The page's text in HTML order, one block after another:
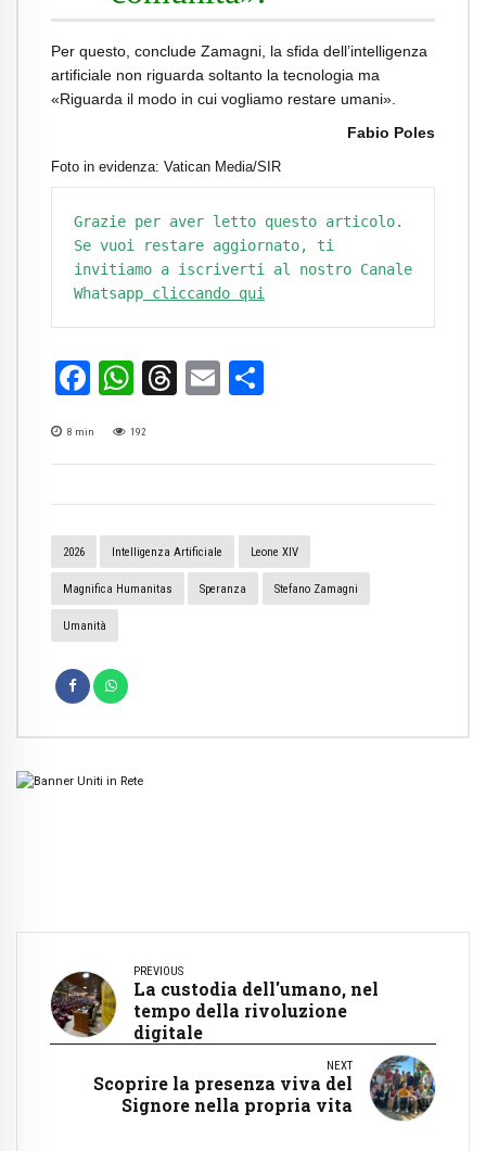
Per questo, conclude Zamagni, la sfida dell’intelligenza
artificiale non riguarda soltanto la tecnologia ma
«Riguarda il modo in cui vogliamo restare umani».
Fabio Poles
Foto in evidenza: Vatican Media/SIR
Grazie per aver letto questo articolo.
Se vuoi restare aggiornato, ti
invitiamo a iscriverti al nostro Canale
Whatsapp cliccando qui
Facebook
WhatsApp
Threads
Email
8 min 192
2026 Intelligenza Artificiale Leone XIV
Magnifica Humanitas Speranza Stefano Zamagni
Umanità
PREVIOUS
La custodia dell'umano, nel
tempo della rivoluzione
digitale
NEXT
Scoprire la presenza viva del
Signore nella propria vita